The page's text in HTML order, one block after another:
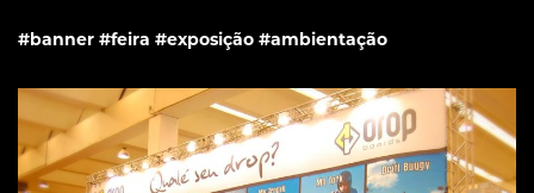
#banner #feira #exposição #ambientação